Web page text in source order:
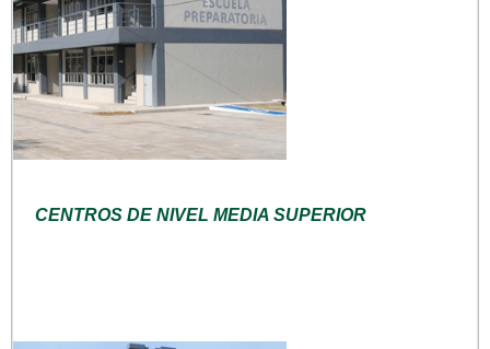
CENTROS DE NIVEL MEDIA SUPERIOR